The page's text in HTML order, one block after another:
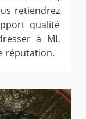
retiendrez
qualité
à ML
réputation.